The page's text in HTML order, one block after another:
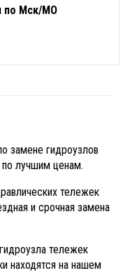
по Мск/МО
замене гидроузлов
по лучшим ценам.
тележек
и срочная замена
тележек
находятся на нашем